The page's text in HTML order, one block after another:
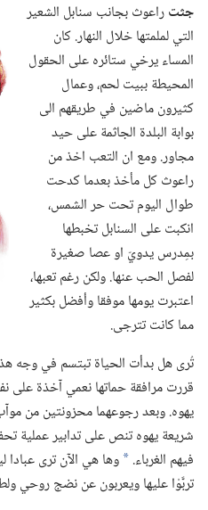
جثتراعوث بجانب سنابل الشعير
التي لملمتها خلال النهار.‏ كان
المساء يرخي ستائره على الحقول
المحيطة ببيت لحم،‏ وعمال
كثيرون ماضين في طريقهم الى
بوابة البلدة الجاثمة على حيد
مجاور.‏ ومع ان التعب اخذ من
راعوث كل مأخذ بعدما كدحت
طوال اليوم تحت حر الشمس،‏
انكبت على السنابل تخبطها
بمِدرس يدويّ او عصا صغيرة
لفصل الحب عنها.‏ ولكن رغم تعبها،‏
اعتبرت يومها موفقا وأفضل بكثير
مما كانت تترجى.‏
تُرى هل بدأت الحياة تبتسم في وجه هذه
قررت مرافقة حماتها نعمي آخذة على
يهوه.‏ وبعد رجوعهما محزونتين من
شريعة يهوه تنص على تدابير عملية
فيهم الغرباء.‏ * وها هي الآن ترى عبادا
تربَّوْا عليها ويعربون عن نضج روحي